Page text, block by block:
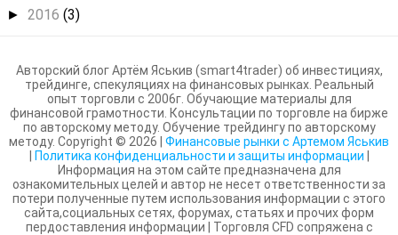
► 2016 (3)
Авторский блог Артём Яськив (smart4trader) об инвестициях,
трейдинге, спекуляциях на финансовых рынках. Реальный
опыт торговли с 2006г. Обучающие материалы для
финансовой грамотности. Консультации по торговле на бирже
по авторскому методу. Обучение трейдингу по авторскому
методу. Copyright © 2026 | Финансовые рынки с Артемом Яськив
| Политика конфиденциальности и защиты информации |
Информация на этом сайте предназначена для
ознакомительных целей и автор не несет ответственности за
потери полученные путем использования информации с этого
сайта,социальных сетях, форумах, статьях и прочих форм
пердоставления информации | Торговля CFD сопряжена с